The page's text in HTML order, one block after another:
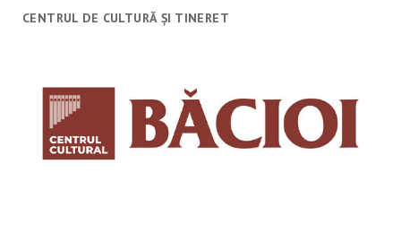
CENTRUL DE CULTURĂ ȘI TINERET